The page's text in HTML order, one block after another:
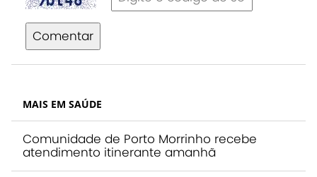
Comentar
MAIS EM SAÚDE
Comunidade de Porto Morrinho recebe
atendimento itinerante amanhã